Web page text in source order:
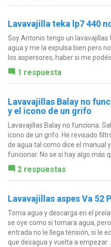
Lavavajilla teka lp7 440
Soy Antonio tengo un lavavajillas
agua y me la expulsa bien pero
los aspersores, haber si me
1 respuesta
Lavavajillas Balay no
y el icono de un grifo
Lavavajillas Balay no funciona.
icono de un grifo. He revisado
de agua tal como dice el manual
funcionar. No se si hay algo más
2 respuestas
Lavavajillas aspes Va 52
Toma agua y descarga en el
se oye como si tomara agua,
entrada no le llega tensión, si le
que desagua y vuelta a empezar .